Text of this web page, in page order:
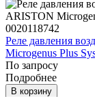
Реле давления
Microgenus Plus
По запросу
Подробнее
В корзину